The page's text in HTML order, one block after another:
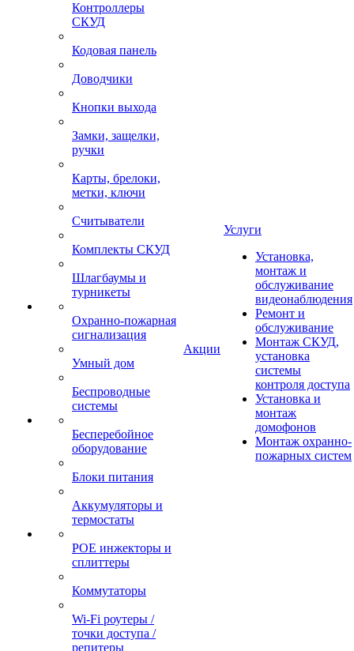
Контроллеры
СКУД
Кодовая панель
Доводчики
Кнопки выхода
Замки, защелки,
ручки
Карты, брелоки,
метки, ключи
Считыватели
Комплекты СКУД
Шлагбаумы и
турникеты
Охранно-пожарная
сигнализация
Умный дом
Беспроводные
системы
Бесперебойное
оборудование
Блоки питания
Аккумуляторы и
термостаты
POE инжекторы и
сплиттеры
Коммутаторы
Wi-Fi роутеры /
точки доступа /
репитеры
Акции
Услуги
Установка,
монтаж и
обслуживание
видеонаблюдения
Ремонт и
обслуживание
Монтаж СКУД,
установка
системы
контроля доступа
Установка и
монтаж
домофонов
Монтаж охранно-
пожарных систем